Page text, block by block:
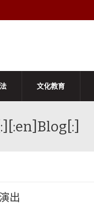
文化教育
出